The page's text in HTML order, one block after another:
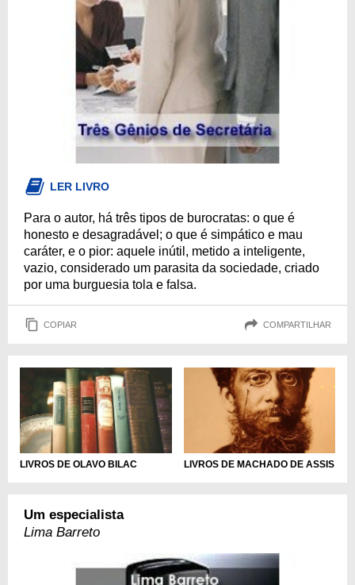
LER LIVRO
Para o autor, há três tipos de burocratas: o que é
honesto e desagradável; o que é simpático e mau
caráter, e o pior: aquele inútil, metido a inteligente,
vazio, considerado um parasita da sociedade, criado
por uma burguesia tola e falsa.
COPIAR COMPARTILHAR
LIVROS DE OLAVO BILAC LIVROS DE MACHADO DE ASSIS
Um especialista
Lima Barreto